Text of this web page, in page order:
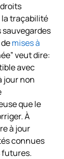
traçabilité
sauvegardes
mises à
veut dire:
avec
jour non
que le
À
à jour
connues
futures.